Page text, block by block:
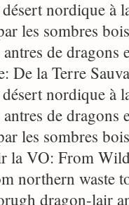
nordique à
les sombres
antres de dragons
De la Terre
nordique à
antres de dragons
les sombres
la VO: From
northern waste
dragon-lair